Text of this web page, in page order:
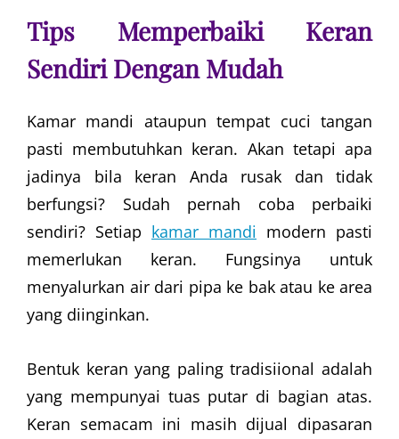
Tips Memperbaiki Keran
Sendiri Dengan Mudah
Kamar mandi ataupun tempat cuci tangan
pasti membutuhkan keran. Akan tetapi apa
jadinya bila keran Anda rusak dan tidak
berfungsi? Sudah pernah coba perbaiki
sendiri? Setiap kamar mandi modern pasti
memerlukan keran. Fungsinya untuk
menyalurkan air dari pipa ke bak atau ke area
yang diinginkan.
Bentuk keran yang paling tradisiional adalah
yang mempunyai tuas putar di bagian atas.
Keran semacam ini masih dijual dipasaran